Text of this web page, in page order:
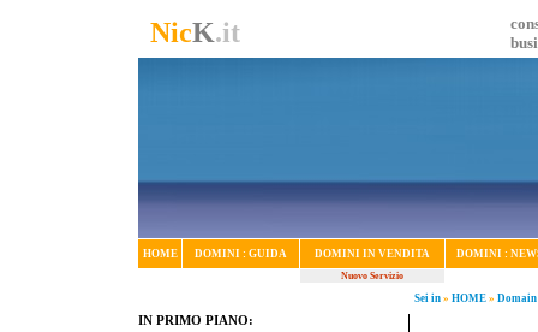
NicK.it
HOME DOMINI : GUIDA DOMINI IN VENDITA DOMINI :
Nuovo Servizio
Sei in » HOME » Domain
IN PRIMO PIANO: